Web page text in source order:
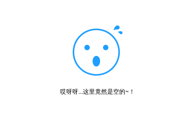
哎呀呀...这里竟然是空的~！